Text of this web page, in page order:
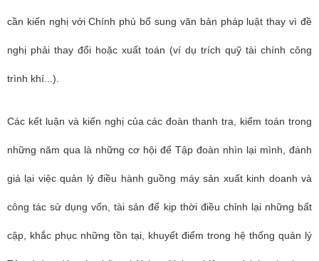
cần kiến nghị với Chính phủ bổ sung văn bản pháp luật thay vì đề
nghị phải thay đổi hoặc xuất toán (ví dụ trích quỹ tài chính công
trình khí...).
Các kết luận và kiến nghị của các đoàn thanh tra, kiểm toán trong
những năm qua là những cơ hội để Tập đoàn nhìn lại mình, đánh
giá lại việc quản lý điều hành guồng máy sản xuất kinh doanh và
công tác sử dụng vốn, tài sản để kịp thời điều chỉnh lại những bất
cập, khắc phục những tồn tại, khuyết điểm trong hệ thống quản lý